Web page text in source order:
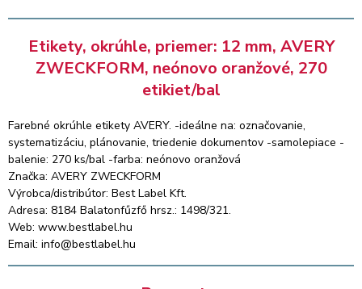
Etikety, okrúhle, priemer: 12 mm, AVERY
ZWECKFORM, neónovo oranžové, 270
etikiet/bal
Farebné okrúhle etikety AVERY. -ideálne na: označovanie,
systematizáciu, plánovanie, triedenie dokumentov -samolepiace -
balenie: 270 ks/bal -farba: neónovo oranžová
Značka: AVERY ZWECKFORM
Výrobca/distribútor: Best Label Kft.
Adresa: 8184 Balatonfűzfő hrsz.: 1498/321.
Web: www.bestlabel.hu
Email: info@bestlabel.hu